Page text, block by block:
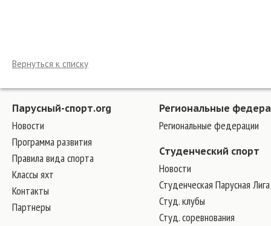
Вернуться к списку
Парусный-спорт.org
Новости
Программа развития
Правила вида спорта
Классы яхт
Контакты
Партнеры
Региональные
Региональные федерации
Студенческий спорт
Новости
Студенческая Парусная Лига
Студ. клубы
Студ. соревнования